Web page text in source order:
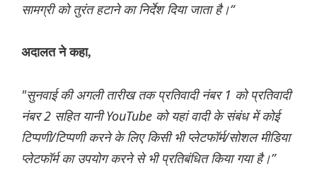
सामग्री को तुरंत हटाने का निर्देश दिया जाता है।“
अदालत ने कहा,
"सुनवाई की अगली तारीख तक प्रतिवादी नंबर 1 को प्रतिवादी
नंबर 2 सहित यानी YouTube को यहां वादी के संबंध में कोई
टिप्पणी/टिप्पणी करने के लिए किसी भी प्लेटफॉर्म/सोशल मीडिया
प्लेटफॉर्म का उपयोग करने से भी प्रतिबंधित किया गया है।”